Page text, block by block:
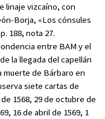
linaje vizcaíno, con
Borja, «Los cónsules
188, nota 27.
entre BAM y el
la llegada del capellán
muerte de Bárbaro en
siete cartas de
1568, 29 de octubre de
16 de abril de 1569, 1